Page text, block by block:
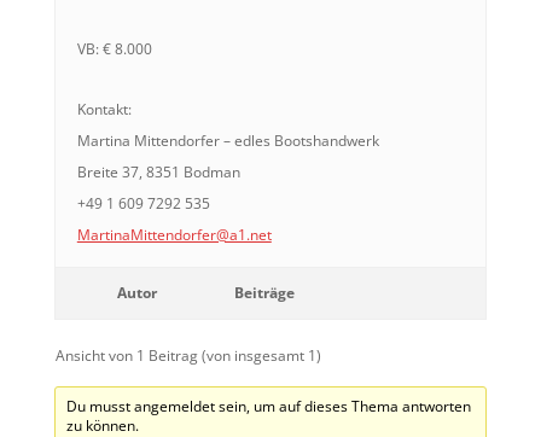
VB: € 8.000
Kontakt:
Martina Mittendorfer – edles Bootshandwerk
Breite 37, 8351 Bodman
+49 1 609 7292 535
MartinaMittendorfer@a1.net
Autor Beiträge
Ansicht von 1 Beitrag (von insgesamt 1)
Du musst angemeldet sein, um auf dieses Thema antworten
zu können.